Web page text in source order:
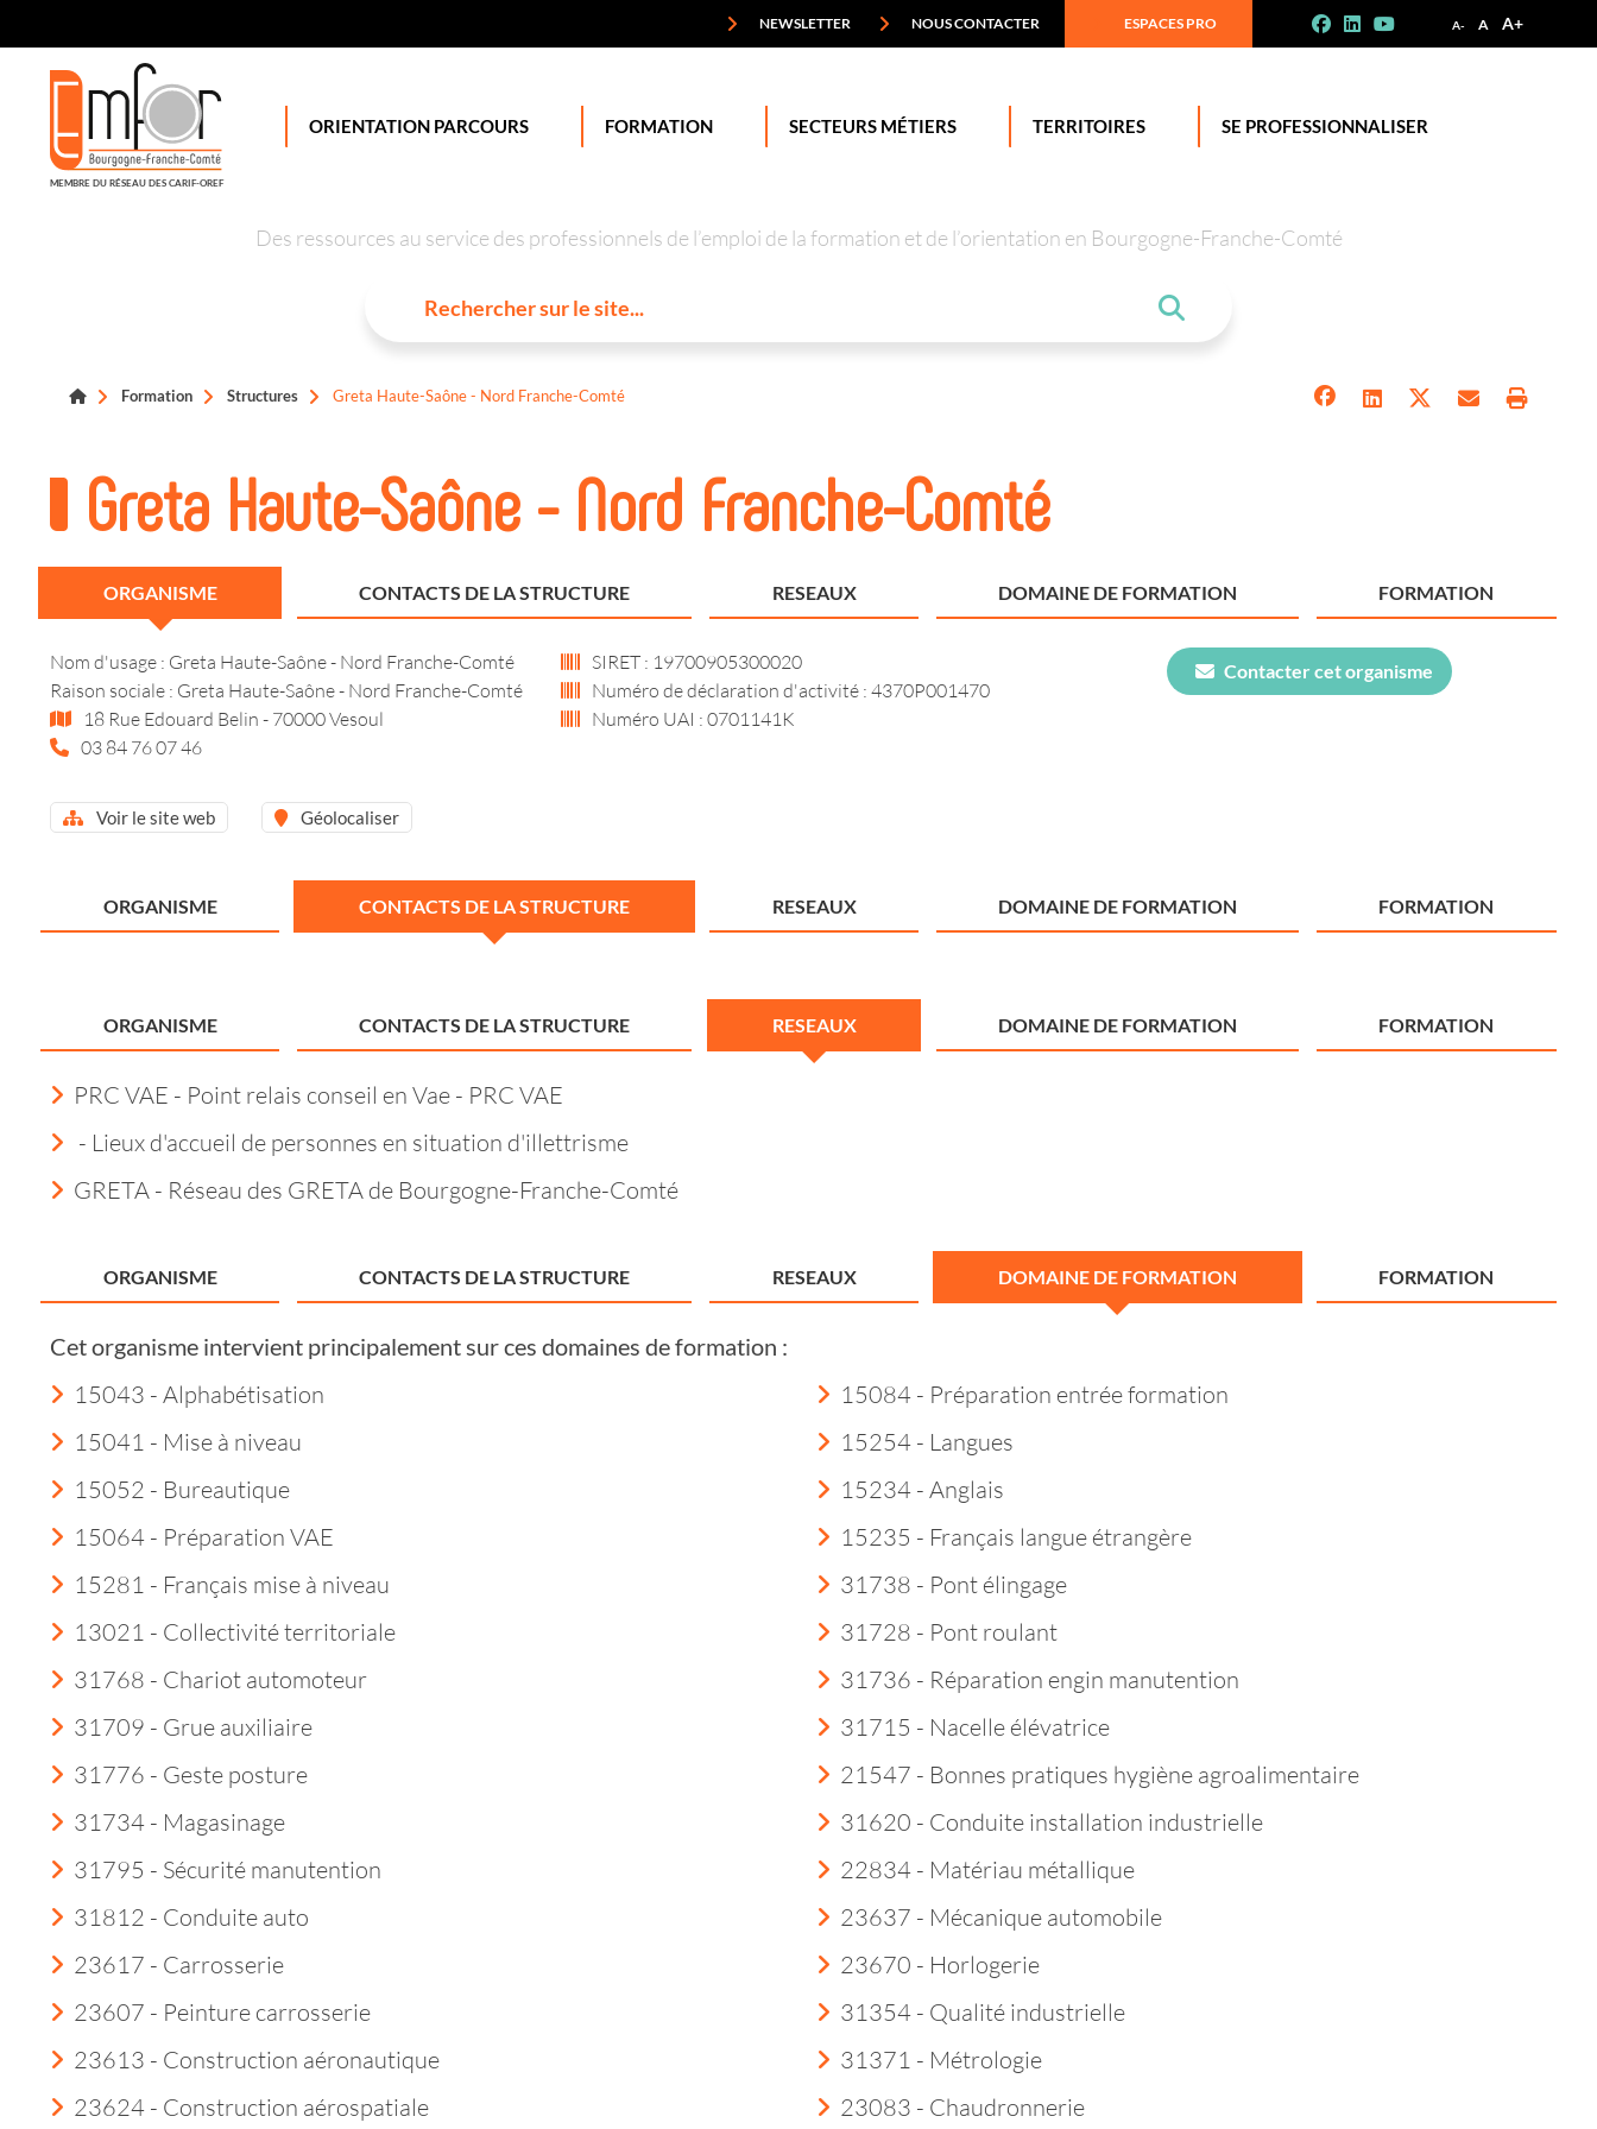
A- A A+
NEWSLETTER NOUS CONTACTER ESPACES PRO
MEMBRE DU RÉSEAU DES CARIF-OREF
ORIENTATION PARCOURS FORMATION SECTEURS MÉTIERS TERRITOIRES SE PROFESSIONNALISER
Des ressources au service des professionnels de l’emploi de la formation et de l’orientation en Bourgogne-Franche-Comté
Formation Structures Greta Haute-Saône - Nord Franche-Comté
Greta Haute-Saône - Nord Franche-Comté
ORGANISME CONTACTS DE LA STRUCTURE RESEAUX DOMAINE DE FORMATION FORMATION
Nom d'usage : Greta Haute-Saône - Nord Franche-Comté
Raison sociale : Greta Haute-Saône - Nord Franche-Comté
18 Rue Edouard Belin - 70000 Vesoul
03 84 76 07 46
SIRET : 19700905300020
Numéro de déclaration d'activité : 4370P001470
Numéro UAI : 0701141K
Voir le site web Géolocaliser
Contacter cet organisme
ORGANISME CONTACTS DE LA STRUCTURE RESEAUX DOMAINE DE FORMATION FORMATION
ORGANISME CONTACTS DE LA STRUCTURE RESEAUX DOMAINE DE FORMATION FORMATION
PRC VAE - Point relais conseil en Vae - PRC VAE
- Lieux d'accueil de personnes en situation d'illettrisme
GRETA - Réseau des GRETA de Bourgogne-Franche-Comté
ORGANISME CONTACTS DE LA STRUCTURE RESEAUX DOMAINE DE FORMATION FORMATION
Cet organisme intervient principalement sur ces domaines de formation :
15043 - Alphabétisation
15041 - Mise à niveau
15052 - Bureautique
15064 - Préparation VAE
15084 - Préparation entrée formation
15254 - Langues
15234 - Anglais
15235 - Français langue étrangère
15281 - Français mise à niveau
13021 - Collectivité territoriale
31768 - Chariot automoteur
31709 - Grue auxiliaire
31738 - Pont élingage
31728 - Pont roulant
31736 - Réparation engin manutention
31715 - Nacelle élévatrice
31776 - Geste posture
31734 - Magasinage
31795 - Sécurité manutention
31812 - Conduite auto
21547 - Bonnes pratiques hygiène agroalimentaire
31620 - Conduite installation industrielle
22834 - Matériau métallique
23637 - Mécanique automobile
23617 - Carrosserie
23607 - Peinture carrosserie
23613 - Construction aéronautique
23624 - Construction aérospatiale
23670 - Horlogerie
31354 - Qualité industrielle
31371 - Métrologie
23083 - Chaudronnerie